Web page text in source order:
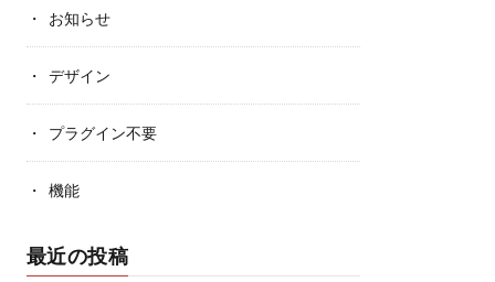
お知らせ
デザイン
プラグイン不要
機能
最近の投稿